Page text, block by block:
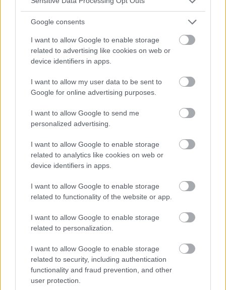
Google consents
I want to allow Google to enable storage
related to advertising like cookies on web or
device identifiers in apps.
I want to allow my user data to be sent to
Google for online advertising purposes.
I want to allow Google to send me
personalized advertising.
I want to allow Google to enable storage
related to analytics like cookies on web or
device identifiers in apps.
I want to allow Google to enable storage
related to functionality of the website or app.
I want to allow Google to enable storage
related to personalization.
I want to allow Google to enable storage
related to security, including authentication
functionality and fraud prevention, and other
user protection.
Gesunde Ernährung für Babys
Hat die Wassermelone gesundheitsfördernde
Eigenschaften zum Schutz der
kardiometabolischen Funktion?
Wissenschaftler haben dies getestet und ihre
Ergebnisse mitgeteilt.